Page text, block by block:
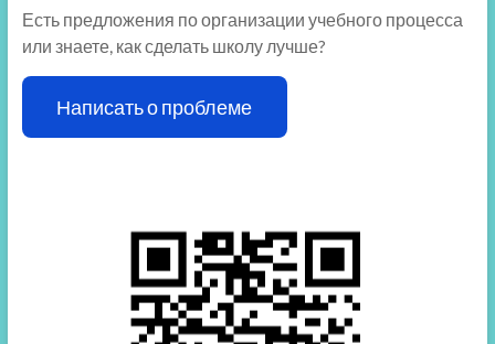
Есть предложения по организации учебного процесса
или знаете, как сделать школу лучше?
Написать о проблеме